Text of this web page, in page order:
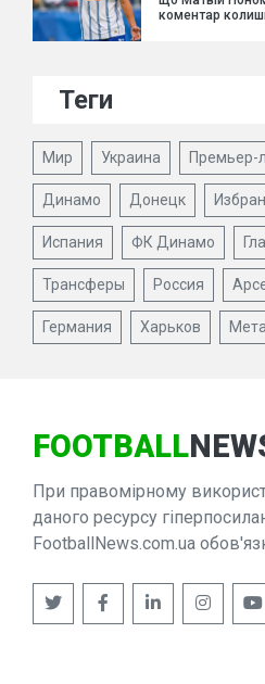
коментар
Теги
Мир Украина Премьер-
Динамо Донецк
Испания ФК Динамо
Трансферы Россия
Германия Харьков
FOOTBALL
При правомірному
даного ресурсу
FootballNews.com.ua